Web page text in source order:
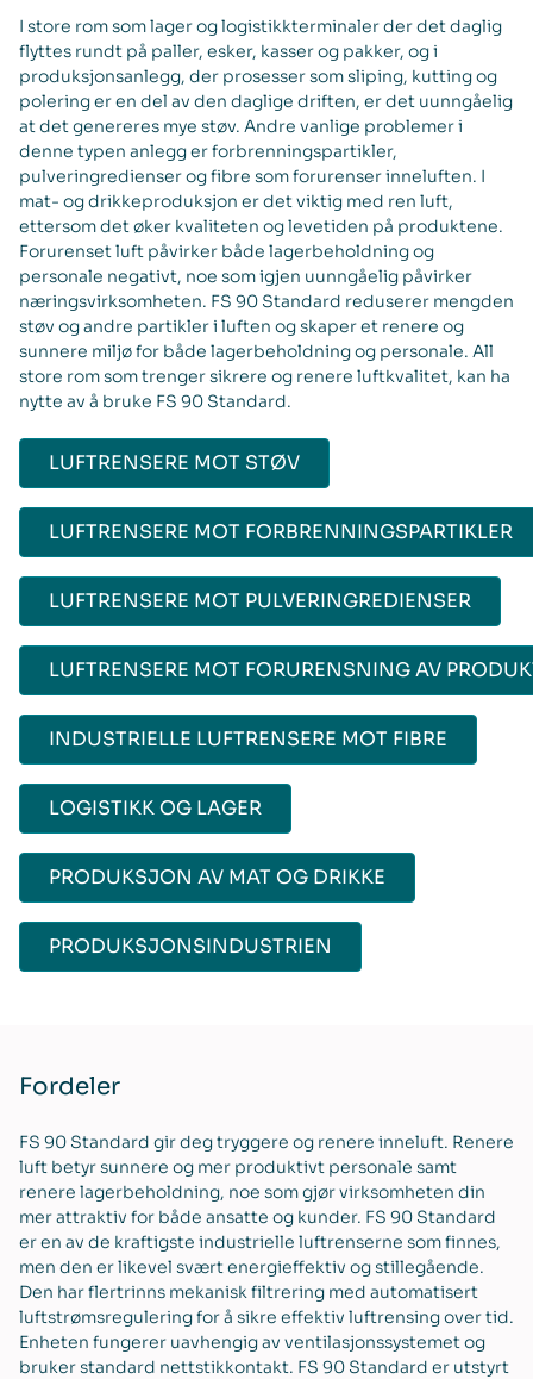
I store rom som lager og logistikkterminaler der det daglig
flyttes rundt på paller, esker, kasser og pakker, og i
produksjonsanlegg, der prosesser som sliping, kutting og
polering er en del av den daglige driften, er det uunngåelig
at det genereres mye støv. Andre vanlige problemer i
denne typen anlegg er forbrenningspartikler,
pulveringredienser og fibre som forurenser inneluften. I
mat- og drikkeproduksjon er det viktig med ren luft,
ettersom det øker kvaliteten og levetiden på produktene.
Forurenset luft påvirker både lagerbeholdning og
personale negativt, noe som igjen uunngåelig påvirker
næringsvirksomheten. FS 90 Standard reduserer mengden
støv og andre partikler i luften og skaper et renere og
sunnere miljø for både lagerbeholdning og personale. All
store rom som trenger sikrere og renere luftkvalitet, kan ha
nytte av å bruke FS 90 Standard.
LUFTRENSERE MOT STØV
LUFTRENSERE MOT FORBRENNINGSPARTIKLER
LUFTRENSERE MOT PULVERINGREDIENSER
LUFTRENSERE MOT FORURENSNING AV
INDUSTRIELLE LUFTRENSERE MOT FIBRE
LOGISTIKK OG LAGER
PRODUKSJON AV MAT OG DRIKKE
PRODUKSJONSINDUSTRIEN
Fordeler
FS 90 Standard gir deg tryggere og renere inneluft. Renere
luft betyr sunnere og mer produktivt personale samt
renere lagerbeholdning, noe som gjør virksomheten din
mer attraktiv for både ansatte og kunder. FS 90 Standard
er en av de kraftigste industrielle luftrenserne som finnes,
men den er likevel svært energieffektiv og stillegående.
Den har flertrinns mekanisk filtrering med automatisert
luftstrømsregulering for å sikre effektiv luftrensing over tid.
Enheten fungerer uavhengig av ventilasjonssystemet og
bruker standard nettstikkontakt. FS 90 Standard er utstyrt